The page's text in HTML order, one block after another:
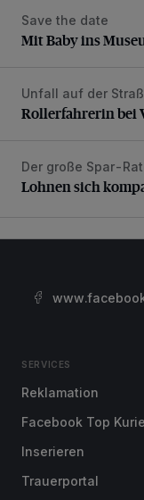
Mit Baby ins
Save the date
Mit Baby ins
Rollerfahrerin bei
Unfall auf der
Rollerfahrerin bei
Lohnen sich
Der große Spar-
Lohnen sich
SERVICES
Reklamation
Facebook Top
Inserieren
Trauerportal